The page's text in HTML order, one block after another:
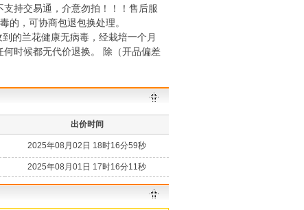
持交易通，介意勿拍！！！售后服
的，可协商包退包换处理。
的兰花健康无病毒，经栽培一个月
时候都无代价退换。 除（开品偏差
出价时间
2025年08月02日 18时16分59秒
2025年08月01日 17时16分11秒